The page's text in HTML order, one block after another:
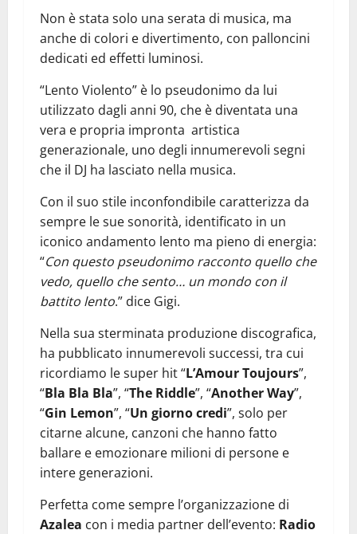
Non è stata solo una serata di musica, ma
anche di colori e divertimento, con palloncini
dedicati ed effetti luminosi.
“Lento Violento” è lo pseudonimo da lui
utilizzato dagli anni 90, che è diventata una
vera e propria impronta artistica
generazionale, uno degli innumerevoli segni
che il DJ ha lasciato nella musica.
Con il suo stile inconfondibile caratterizza da
sempre le sue sonorità, identificato in un
iconico andamento lento ma pieno di energia:
“Con questo pseudonimo racconto quello che
vedo, quello che sento… un mondo con il
battito lento.” dice Gigi.
Nella sua sterminata produzione discografica,
ha pubblicato innumerevoli successi, tra cui
ricordiamo le super hit “L’Amour Toujours”,
“Bla Bla Bla”, “The Riddle”, “Another Way”,
“Gin Lemon”, “Un giorno credi”, solo per
citarne alcune, canzoni che hanno fatto
ballare e emozionare milioni di persone e
intere generazioni.
Perfetta come sempre l’organizzazione di
Azalea con i media partner dell’evento: Radio